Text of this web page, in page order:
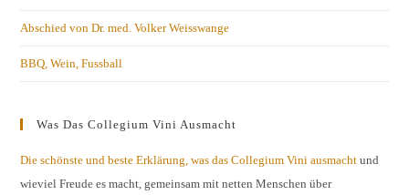
Abschied von Dr. med. Volker Weisswange
BBQ, Wein, Fussball
Was Das Collegium Vini Ausmacht
Die schönste und beste Erklärung, was das Collegium Vini ausmacht und
wieviel Freude es macht, gemeinsam mit netten Menschen über